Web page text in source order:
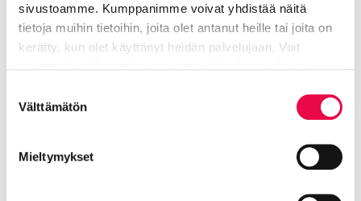
sivustoamme. Kumppanimme voivat yhdistää näitä
tietoja muihin tietoihin, joita olet antanut heille tai joita on
kerätty, kun olet käyttänyt heidän palvelujaan. Voit
valinta
Välttämätön
Mieltymykset
Matkaile meillä!
Lopella ja Hausjärvellä.
Visit Riihimäki